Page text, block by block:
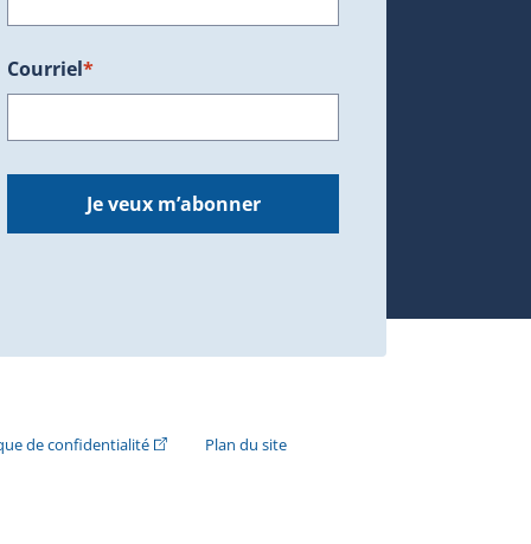
une nouvelle fenêtre.)
Courriel*
Je veux m’abonner
s'ouvrira dans une nouvelle fenêtre.)
de confidentialité(Cet hyperlien externe s'ouvrira dans une nouvelle
Plan du site